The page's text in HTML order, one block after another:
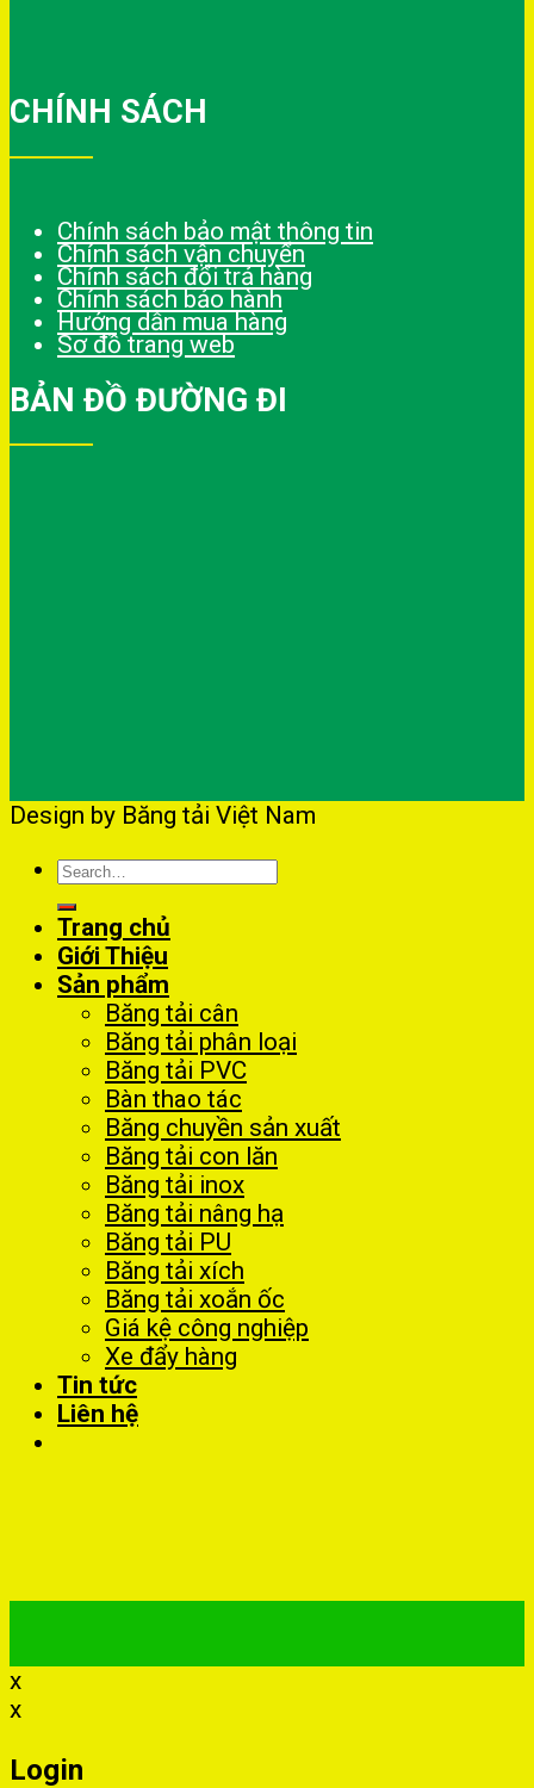
CHÍNH SÁCH
Chính sách bảo mật thông tin
Chính sách vận chuyển
Chính sách đổi trả hàng
Chính sách bảo hành
Hướng dẫn mua hàng
Sơ đồ trang web
BẢN ĐỒ ĐƯỜNG ĐI
Design by Băng tải Việt Nam
Search
for:
Trang chủ
Giới Thiệu
Sản phẩm
Băng tải cân
Băng tải phân loại
Băng tải PVC
Bàn thao tác
Băng chuyền sản xuất
Băng tải con lăn
Băng tải inox
Băng tải nâng hạ
Băng tải PU
Băng tải xích
Băng tải xoắn ốc
Giá kệ công nghiệp
Xe đẩy hàng
Tin tức
Liên hệ
x
x
Login